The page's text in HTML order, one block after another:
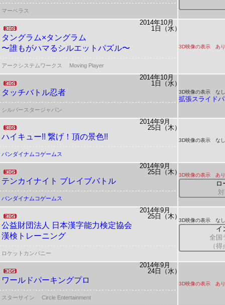
マーベラス
2014年10月
1日（水）
タングラム×タングラム
〜誰もがハマるシルエットパズル〜
3D映像の表示 あり
アークシステムワークス Moving Player
2014年10月
1日（水）
タッチバトル忍者 3D映像の表示 なし
拡張スライド
シルバースタージャパン
2014年9月
25日（木）
ハイキュー!! 繋げ！頂の景色!! 3D映像の表示 なし
バンダイナムコゲームス
2014年9月
25日（木）
テンカイナイト ブレイブバトル
3D映像の表示 あり
ロ
バンダイナムコゲームス
2014年9月
25日（木）
公益財団法人 日本漢字能力検定協会
漢検トレーニング
3D映像の表示 なし
イ
全国
（
ロケットカンパニー
2014年9月
24日（水）
ワールドパーキングプロ 3D映像の表示 あり
スターサイン Circle Entertainment